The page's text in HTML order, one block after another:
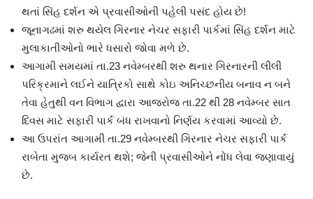
થતાં સિંહ દર્શન એ પ્રવાસીઓની પહેલી પસંદ હોય છે!
જૂનાગઢમાં શરુ થયેલ ગિરનાર નેચર સફારી પાર્કમાં સિંહ દર્શન માટે
મુલાકાતીઓનો ભારે ધસારો જોવા મળે છે.
આગામી સમયમાં તા.23 નવેમ્બરથી શરુ થનાર ગિરનારની લીલી
પરિક્રમાને લઈને યાત્રિકો સાથે કોઇ અનિચ્છનીય બનાવ ન બને
તેવા હેતુથી વન વિભાગ દ્વારા આજરોજ તા.22 થી 28 નવેમ્બર સાત
દિવસ માટે સફારી પાર્ક બંધ રાખવાનો નિર્ણય કરવામાં આવ્યો છે.
આ ઉપરાંત આગામી તા.29 નવેમ્બરથી ગિરનાર નેચર સફારી પાર્ક
રાબેતા મુજબ કાર્યરત થશે; જેની પ્રવાસીઓને નોંધ લેવા જણાવાયું
છે.